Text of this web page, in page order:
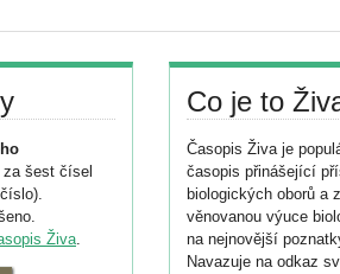
za šest čísel
Živa.
Co je to
Časopis Živa je
časopis přinášející
biologických oborů a
věnovanou výuce
na nejnovější
Navazuje na odkaz